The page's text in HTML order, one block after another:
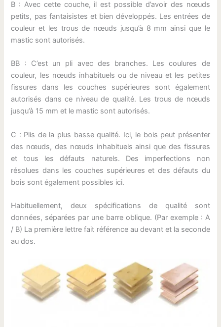
B : Avec cette couche, il est possible d’avoir des nœuds
petits, pas fantaisistes et bien développés. Les entrées de
couleur et les trous de nœuds jusqu’à 8 mm ainsi que le
mastic sont autorisés.
BB : C’est un pli avec des branches. Les coulures de
couleur, les nœuds inhabituels ou de niveau et les petites
fissures dans les couches supérieures sont également
autorisés dans ce niveau de qualité. Les trous de nœuds
jusqu’à 15 mm et le mastic sont autorisés.
C : Plis de la plus basse qualité. Ici, le bois peut présenter
des nœuds, des nœuds inhabituels ainsi que des fissures
et tous les défauts naturels. Des imperfections non
résolues dans les couches supérieures et des défauts du
bois sont également possibles ici.
Habituellement, deux spécifications de qualité sont
données, séparées par une barre oblique. (Par exemple : A
/ B) La première lettre fait référence au devant et la seconde
au dos.